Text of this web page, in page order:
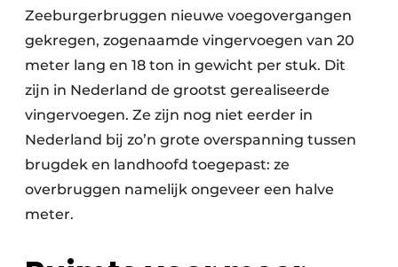
Zeeburgerbruggen nieuwe voegovergangen
gekregen, zogenaamde vingervoegen van 20
meter lang en 18 ton in gewicht per stuk. Dit
zijn in Nederland de grootst gerealiseerde
vingervoegen. Ze zijn nog niet eerder in
Nederland bij zo’n grote overspanning tussen
brugdek en landhoofd toegepast: ze
overbruggen namelijk ongeveer een halve
meter.